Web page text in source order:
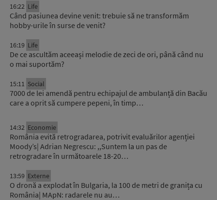
16:22 Life
Când pasiunea devine venit: trebuie să ne transformăm
hobby-urile în surse de venit?
16:19 Life
De ce ascultăm aceeași melodie de zeci de ori, până când nu
o mai suportăm?
15:11 Social
7000 de lei amendă pentru echipajul de ambulanță din Bacău
care a oprit să cumpere pepeni, în timp…
14:32 Economie
România evită retrogradarea, potrivit evaluărilor agenției
Moody’s| Adrian Negrescu: ,,Suntem la un pas de
retrogradare în următoarele 18-20…
13:59 Externe
O dronă a explodat în Bulgaria, la 100 de metri de granița cu
România| MApN: radarele nu au…